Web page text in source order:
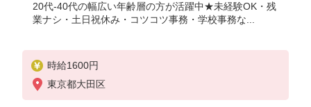
20代-40代の幅広い年齢層の方が活躍中★未経験OK・残
業ナシ・土日祝休み・コツコツ事務・学校事務な...
時給1600円
東京都大田区